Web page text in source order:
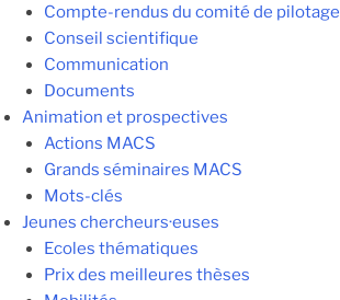
Compte-rendus du comité de pilotage
Conseil scientifique
Communication
Documents
Animation et prospectives
Actions MACS
Grands séminaires MACS
Mots-clés
Jeunes chercheurs·euses
Ecoles thématiques
Prix des meilleures thèses